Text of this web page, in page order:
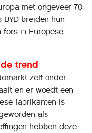
met ongeveer 70
breiden hun
fors in Europese
trend
zelf onder
en er woedt een
fabrikanten is
als
hebben deze